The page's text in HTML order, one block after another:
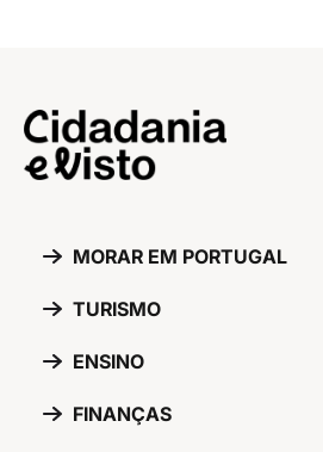
MORAR EM PORTUGAL
TURISMO
ENSINO
FINANÇAS